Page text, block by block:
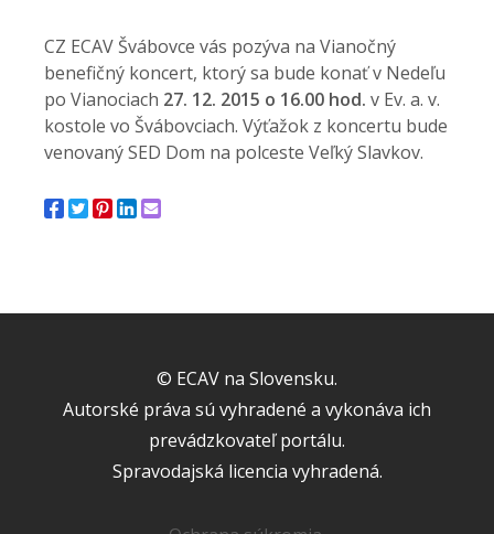
CZ ECAV Švábovce vás pozýva na Vianočný
benefičný koncert, ktorý sa bude konať v Nedeľu
po Vianociach 27. 12. 2015 o 16.00 hod. v Ev. a. v.
kostole vo Švábovciach. Výťažok z koncertu bude
venovaný SED Dom na polceste Veľký Slavkov.
© ECAV na Slovensku.
Autorské práva sú vyhradené a vykonáva ich
prevádzkovateľ portálu.
Spravodajská licencia vyhradená.